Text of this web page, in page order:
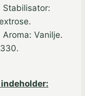
Stabilisator:
Aroma: Vanilje.